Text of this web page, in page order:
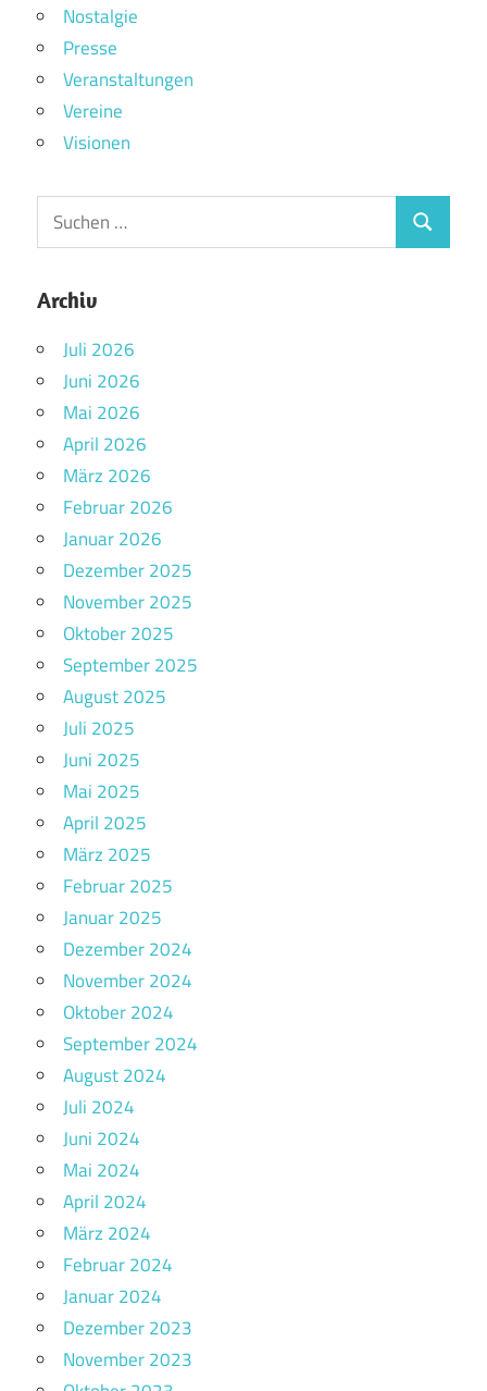
Nostalgie
Presse
Veranstaltungen
Vereine
Visionen
Archiv
Juli 2026
Juni 2026
Mai 2026
April 2026
März 2026
Februar 2026
Januar 2026
Dezember 2025
November 2025
Oktober 2025
September 2025
August 2025
Juli 2025
Juni 2025
Mai 2025
April 2025
März 2025
Februar 2025
Januar 2025
Dezember 2024
November 2024
Oktober 2024
September 2024
August 2024
Juli 2024
Juni 2024
Mai 2024
April 2024
März 2024
Februar 2024
Januar 2024
Dezember 2023
November 2023